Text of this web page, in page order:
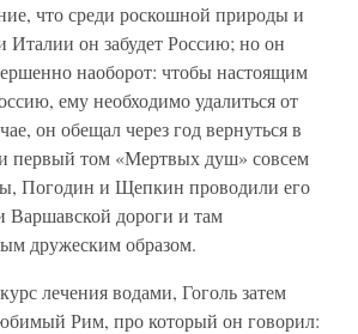
что среди роскошной природы и
Италии он забудет Россию; но он
наоборот: чтобы настоящим
ему необходимо удалиться от
он обещал через год вернуться в
первый том «Мертвых душ» совсем
Погодин и Щепкин проводили его
Варшавской дороги и там
дружеским образом.
лечения водами, Гоголь затем
Рим, про который он говорил: